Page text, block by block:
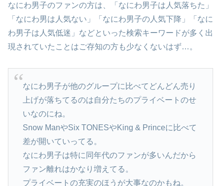
なにわ男子のファンの方は、「なにわ男子は人気落ちた」
「なにわ男は人気ない」「なにわ男子の人気下降」「なに
わ男子は人気低迷」などといった検索キーワードが多く出
現されていたことはご存知の方も少なくないはず…。
なにわ男子が他のグループに比べてどんどん売り
上げが落ちてるのは自分たちのプライベートのせ
いなのにね。
Snow ManやSix TONESやKing & Princeに比べて
差が開いていってる。
なにわ男子は特に同年代のファンが多いんだから
ファン離れはかなり増えてる。
プライベートの充実のほうが大事なのかもね。